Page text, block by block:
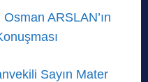
ARSLAN’ın
Sayın Mater